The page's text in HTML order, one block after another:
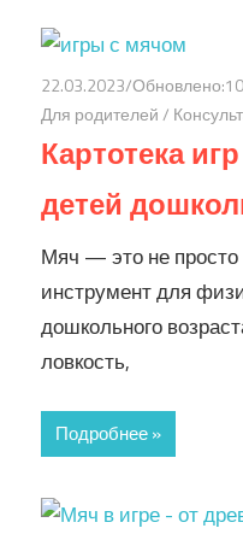
22.03.2023/Обновлено:
Для родителей/
Картотека
детей
Мяч — это не
инструмент для
дошкольного
ловкость,
Подробнее »